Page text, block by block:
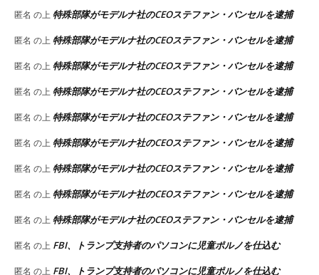
匿名 の上特殊部隊がモデルナ社のCEOステファン・バンセルを逮捕
匿名 の上特殊部隊がモデルナ社のCEOステファン・バンセルを逮捕
匿名 の上特殊部隊がモデルナ社のCEOステファン・バンセルを逮捕
匿名 の上特殊部隊がモデルナ社のCEOステファン・バンセルを逮捕
匿名 の上特殊部隊がモデルナ社のCEOステファン・バンセルを逮捕
匿名 の上特殊部隊がモデルナ社のCEOステファン・バンセルを逮捕
匿名 の上特殊部隊がモデルナ社のCEOステファン・バンセルを逮捕
匿名 の上特殊部隊がモデルナ社のCEOステファン・バンセルを逮捕
匿名 の上特殊部隊がモデルナ社のCEOステファン・バンセルを逮捕
匿名 の上 FBI、トランプ支持者のパソコンに児童ポルノを仕込む
匿名 の上 FBI、トランプ支持者のパソコンに児童ポルノを仕込む